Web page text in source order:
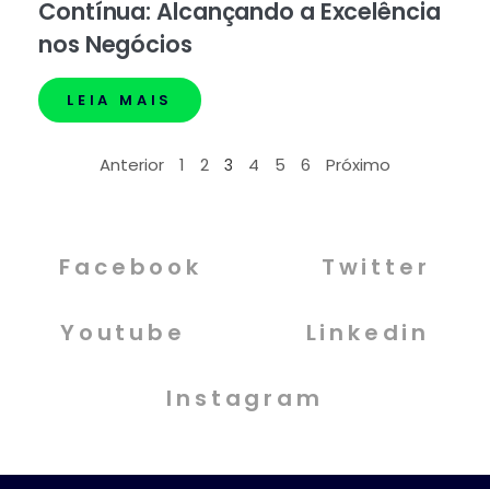
Contínua: Alcançando a Excelência
nos Negócios
LEIA MAIS
Anterior 1 2 3 4 5 6 Próximo
Facebook Twitter
Youtube Linkedin
Instagram